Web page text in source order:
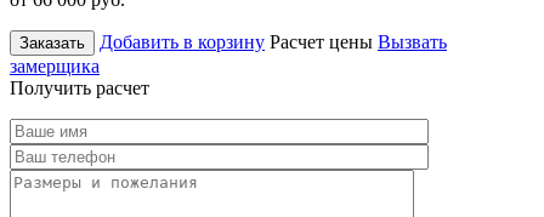
Заказать Добавить в корзину Расчет цены Вызвать
замерщика
Получить расчет